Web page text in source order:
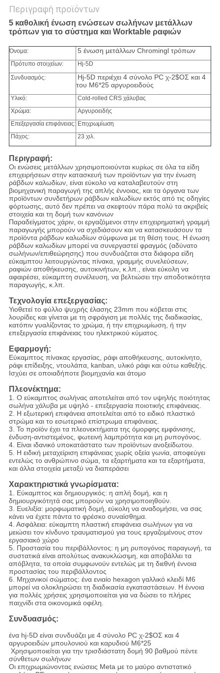
Περιγραφή προϊόντων
5 καθολική ένωση ενώσεων σωλήνων μετάλλων
τρόπων για το σύστημα και Worktable ραφιών
Όνομα: 5 ένωση μετάλλων Chromingl τρόπων
Πρότυπο στοιχείων:
Hj-5D
Συνδυασμός:
Hj-5D περιέχει 4 σύνολο PC χ-2$ΟΣ και 4
του M6*25 αργυροειδούς
Υλικό:
Cold-rolled CRS χάλυβας
Χρώμα:
Αργυροειδής
Επεξεργασία επιφάνειας: Επιχρωμίωση
Πάχος:
23 χιλ.
Περιγραφή:
Οι ενώσεις μετάλλων χρησιμοποιούνται κυρίως σε όλα τα είδη
επιχειρήσεων στην κατασκευή των προϊόντων για την ένωση
ράβδων καλωδίων, είναι εύκολο να καταλαβευτούν στη
βιομηχανική παραγωγή της απλής έννοιας, και τα όργανα των
προϊόντων συνδετήρων ράβδων καλωδίων εκτός από τις οδηγίες
φόρτωσης, αυτό δεν πρέπει να σκεφτούν πάρα πολύ τα ακριβείς
στοιχεία και τη δομή των κανόνων
Παραδείγματος χάριν, οι εργαζόμενοι στην επιχειρηματική γραμμή
παραγωγής μπορούν να σχεδιάσουν και να κατασκευάσουν τα
προϊόντα ράβδων καλωδίων σύμφωνα με τη θέση τους. Η ένωση
ράβδων καλωδίων μπορεί να συνεργαστεί φραγμός (αδύνατο
σωλήνων/επιθεώρησης) που συνδυάζεται στα διάφορα είδη
εύκαμπτου λειτουργώντας πίνακα, γραμμής συνελεύσεων,
ραφιών αποθήκευσης, αυτοκινήτων, κ.λπ., είναι εύκολη να
αφαιρέσει, εύκαμπτη συνέλευση, να βελτιώσει την αποδοτικότητα
παραγωγής, κ.λπ.
Τεχνολογία επεξεργασίας:
Υιοθετεί το φύλλο ψυχρής έλασης 23mm που κόβεται στις
λουρίδες και γίνεται με τη σφράγιση με πολλές της διαδικασίας,
κατόπιν γυαλίζοντας το χρώμα, ή την επιχρωμίωση, ή την
επεξεργασία επιφάνειας του ηλεκτρικού κύματος.
Εφαρμογή:
Εύκαμπτος πίνακας εργασίας, ράφι αποθήκευσης, αυτοκίνητο,
ράφι επίδειξης, ντουλάπα, kanban, υλικό ράφι και ούτω καθεξής.
Ισχύει σε οποιαδήποτε βιομηχανία και άτομο
Πλεονέκτημα:
1. Ο εύκαμπτος σωλήνας αποτελείται από τον υψηλής ποιότητας
σωλήνα χάλυβα με υψηλό - επεξεργασία ποιοτικής επιφάνειας.
2. Η εξωτερική επιφάνεια αποτελείται από το ειδικό πλαστικό
στρώμα και το εσωτερικό επίστρωμα επιφάνειας.
3. Το προϊόν έχει τα πλεονεκτήματα της όμορφης εμφάνισης,
ένδυση-αντιστεμένος, φωτεινή λαμπρότητα και μη ρυπογόνος.
4. Είναι ιδανικό υποκατάστατο των προϊόντων ανοξείδωτου.
5. Η ειδική μεταχείριση επιφάνειας χωρίς οξεία γωνία, αποφεύγει
εντελώς το ανθρώπινο σώμα, τα εξαρτήματα και τα εξαρτήματα,
και άλλα στοιχεία μεταξύ να διαπεράσει
Χαρακτηριστικά γνωρίσματα:
1. Εύκαμπτος και δημιουργικός: η απλή δομή, και η
δημιουργικότητά σας μπορούν να χρησιμοποιηθούν.
3. Ευελιξία: μορφωματική δομή, εύκολη να αναδομήσει, να σας
κάνει να έχετε πάντα το φρέσκο συναίσθημα.
4. Ασφάλεια: εύκαμπτη πλαστική επιφάνεια σωλήνων για να
μειώσει τον κίνδυνο τραυματισμού για τους εργαζομένους στον
εργασιακό χώρο
5. Προστασία του περιβάλλοντος: η μη ρυπογόνος παραγωγή, τα
συστατικά είναι απολύτως ανακυκλώσιμη, και αποβάλλει τα
απόβλητα, τα οποία συμφωνούν εντελώς με τη διεθνή έννοια
προστασίας του περιβάλλοντος
6. Μηχανικοί σώματος: ένα ενιαίο hexagon γαλλικό κλειδί M6
μπορεί να ολοκληρώσει τη διαδικασία εγκαταστάσεων. Η έννοια
για πολλές χρήσεις χρησιμοποιείται για να δώσει το πλήρες
παιχνίδι στα οικονομικά οφέλη.
Συνδυασμός:
ένα hj-5D είναι συνδυάζει με 4 σύνολο PC χ-2$ΟΣ και 4
αργυροειδών μπουλονιού και καρυδιού M6*25
Χρησιμοποιείται για την τρισδιάστατη δομή 90 βαθμού πέντε
σύνθετων σωλήνων
Οι επιχρωμιώνοντας ενώσεις Meta με το μαύροαντιστατικό